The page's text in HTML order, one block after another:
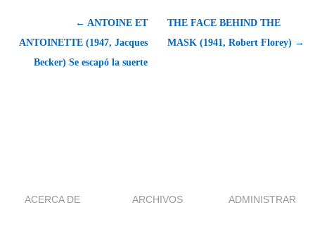
← ANTOINE ET
ANTOINETTE (1947, Jacques
Becker) Se escapó la suerte
THE FACE BEHIND THE
MASK (1941, Robert Florey) →
ACERCA DE ARCHIVOS ADMINISTRAR